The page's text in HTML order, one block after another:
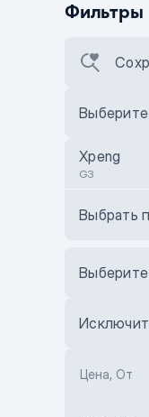
Фильтры
Xpeng
G3
Выбрать
Цена, От